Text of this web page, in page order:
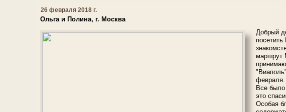
26 февраля 2018 г.
Ольга и Полина, г. Москва
Добрый
маршрут
февраля.
Все было
это
Особая